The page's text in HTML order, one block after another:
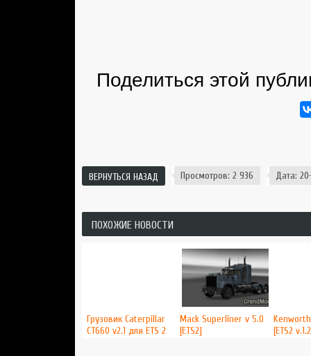
Поделиться этой
ВЕРНУТЬСЯ НАЗАД Просмотров: 2 936 Дата:
ПОХОЖИЕ НОВОСТИ
Грузовик Caterpillar
CT660 v2.1 для ETS 2
Mack Superliner v 5.0
[ETS2]
[ETS2